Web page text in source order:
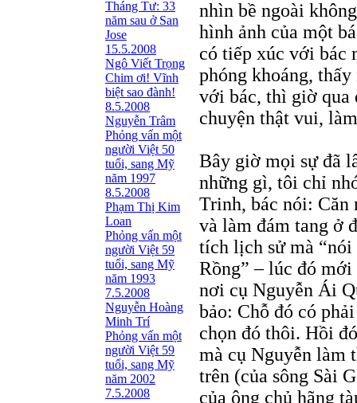
Tháng Tư: 33
năm sau ở San
Jose
15.5.2008
Ngô Viết Trọng
Chim ơi! Vĩnh
biệt sao đành!
8.5.2008
Nguyễn Trâm
Phỏng vấn một
người Việt 50
tuổi, sang Mỹ
năm 1997
8.5.2008
Phạm Thị Kim
Loan
Phỏng vấn một
người Việt 59
tuổi, sang Mỹ
năm 1993
7.5.2008
Nguyễn Hoàng
Minh Trí
Phỏng vấn một
người Việt 59
tuổi, sang Mỹ
năm 2002
7.5.2008
nhìn bề ngoài
hình ảnh của một
có tiếp xúc với bác
phóng khoáng,
với bác, thì giờ qua
chuyện thật vui,
Bây giờ mọi sự đã
những gì, tôi chỉ
Trinh, bác nói: Căn
và làm đám tang ở
tích lịch sử mà “nói
Rồng” – lúc đó
nơi cụ Nguyễn Ái
bảo: Chỗ đó có
chọn đó thôi. Hồi
mà cụ Nguyễn làm
trên (của sông Sài
của ông chủ hãng